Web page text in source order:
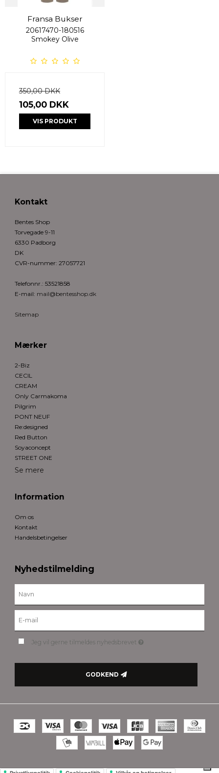
Fransa Bukser
20617470-180516
Smokey Olive
350,00 DKK
105,00 DKK
VIS PRODUKT
Kontakt
Bentes Shop
Torvegade 9-11
6330 Padborg
DK
CVR-nummer: 27057721
Telefonnr. : 53521858
E-mail: mail@bentesshop.dk
Sitemap
Mærker
2-Biz
CECIL
CREAM
Only Carmakoma
Pilgrim
PONT NEUF
Re:designed
Red Button
Soyaconcept
STREET ONE
Se mere
Information
Om os
Kontakt
Handelsbetingelser
Nyhedstilmelding
Jeg vil gerne tilmeldes nyhedsbrevet
GODKEND